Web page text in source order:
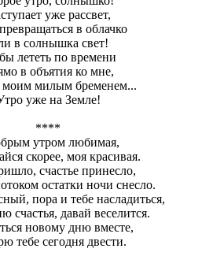
уже рассвет,
в облачко
в солнышка свет!
лететь по времени
в объятия ко мне,
моим милым бременем...
уже на Земле!
****
утром любимая,
скорее, моя красивая.
счастье принесло,
остатки ночи снесло.
пора и тебе насладиться,
счастья, давай веселится.
новому дню вместе,
тебе сегодня двести.